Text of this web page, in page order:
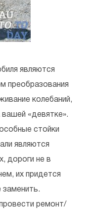
являются
преобразования
колебаний,
«девятке».
стойки
являются
дороги не в
их придется
заменить.
ремонт/